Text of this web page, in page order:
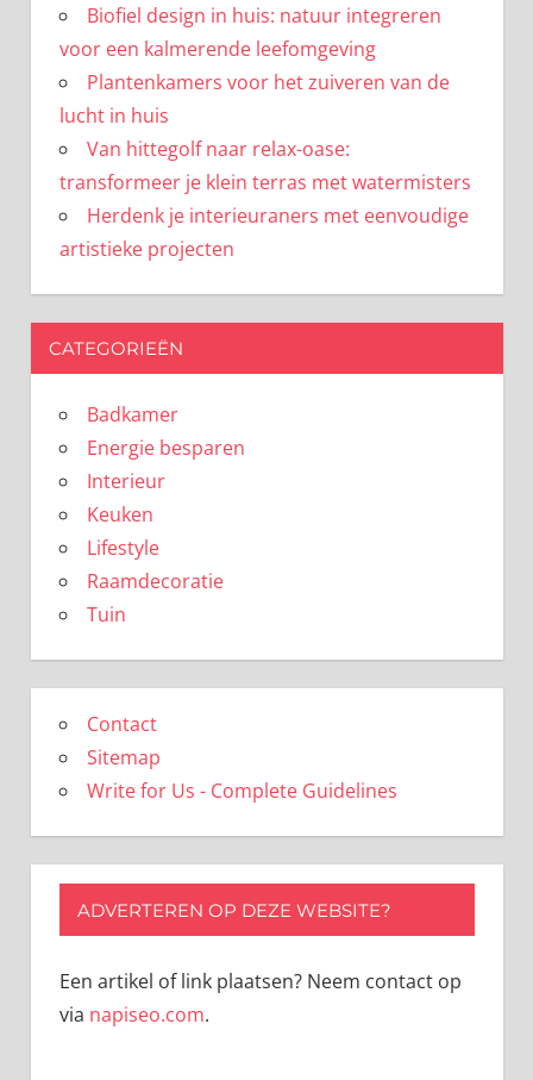
Biofiel design in huis: natuur integreren
voor een kalmerende leefomgeving
Plantenkamers voor het zuiveren van de
lucht in huis
Van hittegolf naar relax-oase:
transformeer je klein terras met watermisters
Herdenk je interieuraners met eenvoudige
artistieke projecten
CATEGORIEËN
Badkamer
Energie besparen
Interieur
Keuken
Lifestyle
Raamdecoratie
Tuin
Contact
Sitemap
Write for Us - Complete Guidelines
ADVERTEREN OP DEZE WEBSITE?
Een artikel of link plaatsen? Neem contact op
via napiseo.com.